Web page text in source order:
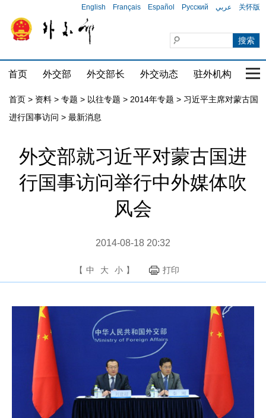
English Français Español Русский عربي 关怀版
首页 外交部 外交部长 外交动态 驻外机构 国
首页 > 资料 > 专题 > 以往专题 > 2014年专题 > 习近平主席对蒙古国
进行国事访问 > 最新消息
外交部就习近平对蒙古国进
行国事访问举行中外媒体吹
风会
2014-08-18 20:32
【 中 大 小 】 打印